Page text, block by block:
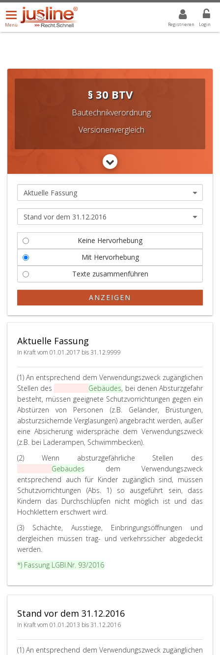
Registrieren Login
Menü
öffnen/schließen
Menü
ALLE DROPDOWN: GEWÄHLTER WERT IST ALLE
§ 30 BTV
Bautechnikverordnung
Versionenvergleich
Keine Hervorhebung
Mit Hervorhebung
Texte zusammenführen
ANZEIGEN
Aktuelle Fassung
In Kraft vom 01.01.2017 bis 31.12.9999
(1) An entsprechend dem Verwendungszweck zugänglichen
Stellen des
Gebäudes, bei denen Absturzgefahr
besteht, müssen geeignete Schutzvorrichtungen gegen ein
Abstürzen von Personen (z.B. Geländer, Brüstungen,
absturzsichernde Verglasungen) angebracht werden, außer
eine Absicherung widerspräche dem Verwendungszweck
(z.B. bei Laderampen, Schwimmbecken).
(2) Wenn absturzgefährliche Stellen des
Gebäudes dem Verwendungszweck
entsprechend auch für Kinder zugänglich sind, müssen
Schutzvorrichtungen (Abs. 1) so ausgeführt sein, dass
Kindern das Durchschlüpfen nicht möglich ist und das
Hochklettern erschwert wird.
(3) Schächte, Ausstiege, Einbringungsöffnungen und
dergleichen müssen trag- und verkehrssicher abgedeckt
werden.
*) Fassung LGBl.Nr. 93/2016
Stand vor dem 31.12.2016
In Kraft vom 01.01.2013 bis 31.12.2016
(1) An entsprechend dem Verwendungszweck zugänglichen